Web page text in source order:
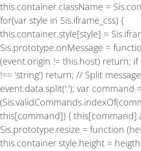
this.container.className =
for(var style in Sis.iframe_css) {
this.container.style[style] =
Sis.prototype.onMessage =
(event.origin != this.host) return;
!== 'string') return; // Split
event.data.split(':'); var command
this[command]) {
Sis.prototype.resize = function
this.container.style.height =